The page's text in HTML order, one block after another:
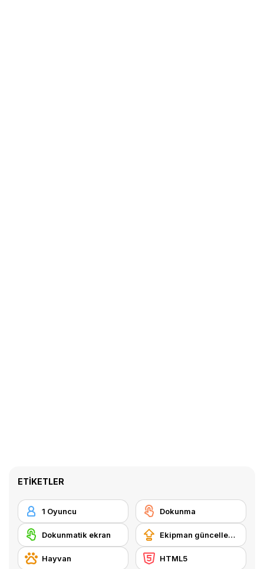
ETIKETLER
1 Oyuncu Dokunma
Dokunmatik ekran Ekipman güncellemesi satın alma
Hayvan HTML5